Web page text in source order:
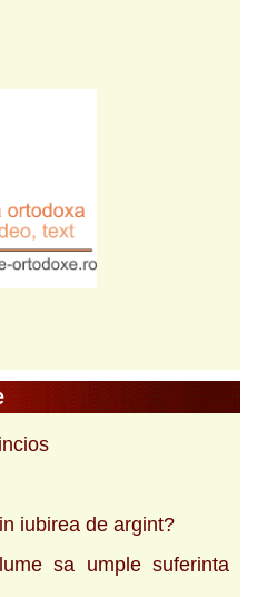
iubirea de argint?
sa umple suferinta